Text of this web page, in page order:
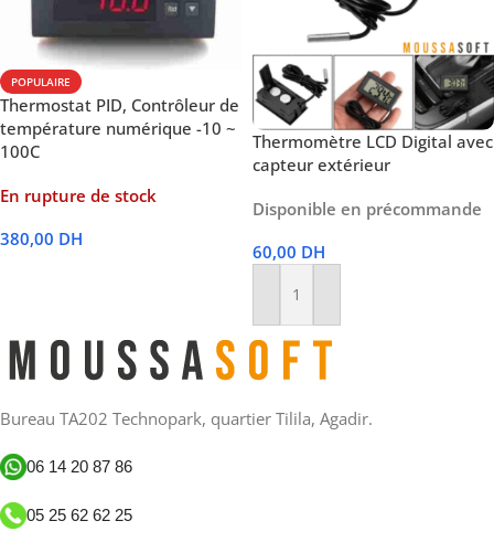
POPULAIRE
Thermostat PID, Contrôleur de
température numérique -10 ~
100C
En rupture de stock
380,00 DH
Thermomètre LCD Digital avec
capteur extérieur
Disponible en précommande
60,00 DH
Ajouter Au Panier
Bureau TA202 Technopark, quartier Tilila, Agadir.
06 14 20 87 86
05 25 62 62 25